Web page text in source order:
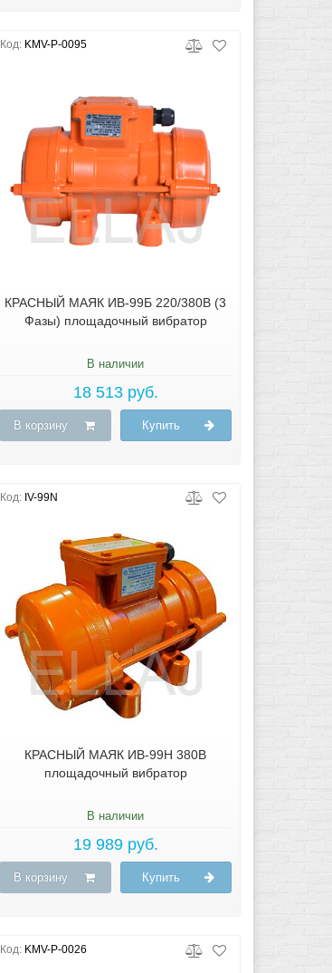
Код: KMV-P-0095
КРАСНЫЙ МАЯК ИВ-99Б 220/380В (3
Фазы) площадочный вибратор
В наличии
18 513 руб.
В корзину Купить
Код: IV-99N
КРАСНЫЙ МАЯК ИВ-99Н 380В
площадочный вибратор
В наличии
19 989 руб.
В корзину Купить
Код: KMV-P-0026